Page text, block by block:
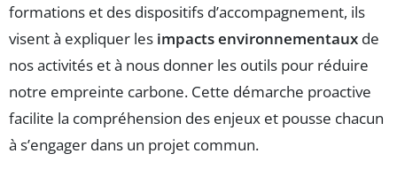
formations et des dispositifs d’accompagnement, ils
visent à expliquer les impacts environnementaux de
nos activités et à nous donner les outils pour réduire
notre empreinte carbone. Cette démarche proactive
facilite la compréhension des enjeux et pousse chacun
à s’engager dans un projet commun.